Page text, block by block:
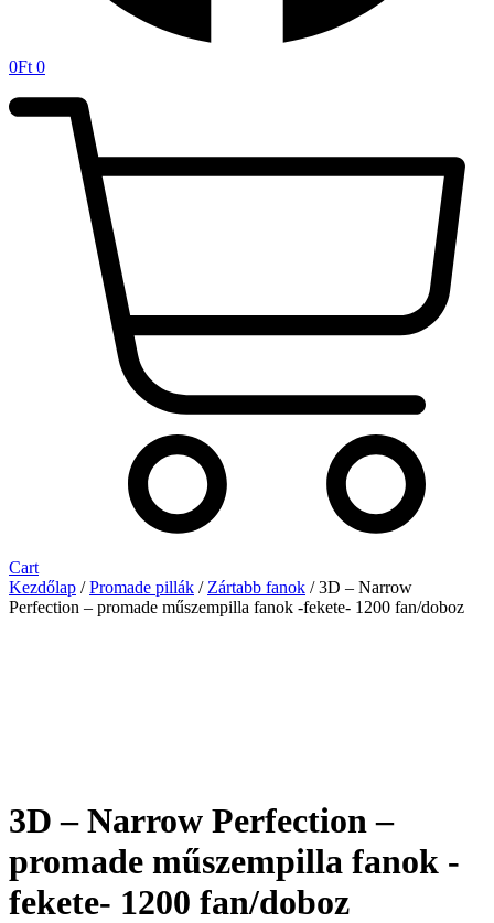
0Ft 0
Cart
Kezdőlap /Promade pillák / Zártabb fanok / 3D – Narrow
Perfection – promade műszempilla fanok -fekete- 1200 fan/doboz
3D – Narrow Perfection –
promade műszempilla fanok -
fekete- 1200 fan/doboz